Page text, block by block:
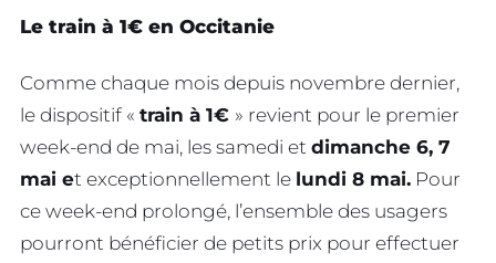
Le train à 1€ en Occitanie
Comme chaque mois depuis novembre dernier,
le dispositif « train à 1€ » revient pour le premier
week-end de mai, les samedi et dimanche 6, 7
mai et exceptionnellement le lundi 8 mai. Pour
ce week-end prolongé, l’ensemble des usagers
pourront bénéficier de petits prix pour effectuer